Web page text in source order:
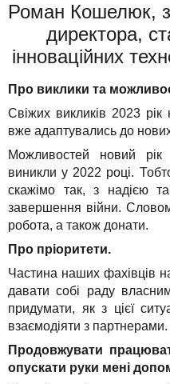
Роман Кошелюк,
директора,
інноваційних
Про виклики та
Свіжих викликів 2023
вже адаптувались до
Можливостей новий
виникли у 2022 році.
скажімо так, з надією
завершення війни.
робота, а також донати.
Про пріоритети.
Частина наших фахівців
давати собі раду
придумати, як з цієї
взаємодіяти з партнерами.
Продовжувати
опускати руки мені